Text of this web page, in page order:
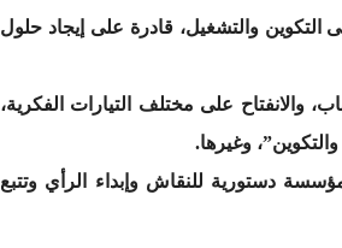
التكوين والتشغيل، قادرة على إيجاد حلول
والانفتاح على مختلف التيارات الفكرية،
دستورية للنقاش وإبداء الرأي وتتبع